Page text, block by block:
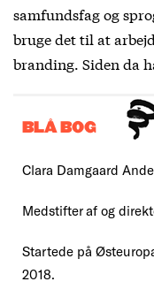
samfundsfag og
bruge det til at
branding. Siden da
BLÅ BOG
Clara Damgaard
Medstifter af og
Startede på
2018.